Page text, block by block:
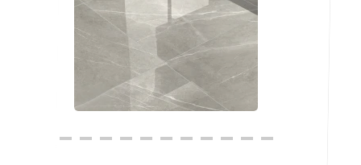
Купить в 1 клик